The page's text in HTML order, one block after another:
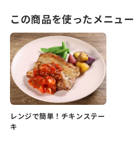
この商品を使ったメニュー
レンジで簡単！チキンステー
キ